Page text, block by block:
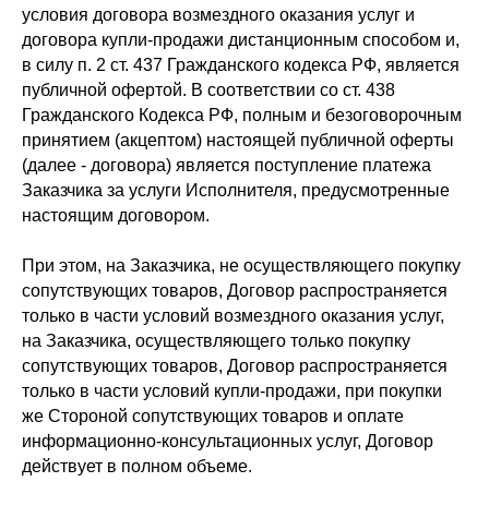
условия договора возмездного оказания услуг и
договора купли-продажи дистанционным способом и,
в силу п. 2 ст. 437 Гражданского кодекса РФ, является
публичной офертой. В соответствии со ст. 438
Гражданского Кодекса РФ, полным и безоговорочным
принятием (акцептом) настоящей публичной оферты
(далее - договора) является поступление платежа
Заказчика за услуги Исполнителя, предусмотренные
настоящим договором.
При этом, на Заказчика, не осуществляющего покупку
сопутствующих товаров, Договор распространяется
только в части условий возмездного оказания услуг,
на Заказчика, осуществляющего только покупку
сопутствующих товаров, Договор распространяется
только в части условий купли-продажи, при покупки
же Стороной сопутствующих товаров и оплате
информационно-консультационных услуг, Договор
действует в полном объеме.